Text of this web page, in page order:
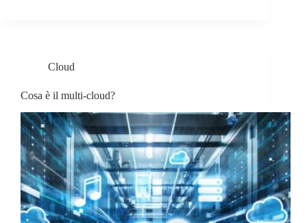
Cloud
Cosa è il multi-cloud?